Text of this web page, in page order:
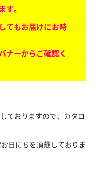
す。
てもお届けにお時
ナーからご確認く
ておりますので、カタロ
日にちを頂戴しておりま